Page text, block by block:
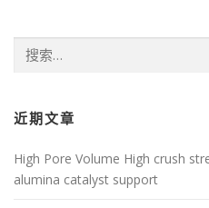
索：
近期文章
High Pore Volume High crush
alumina catalyst support